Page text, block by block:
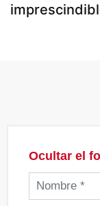
Ocultar el